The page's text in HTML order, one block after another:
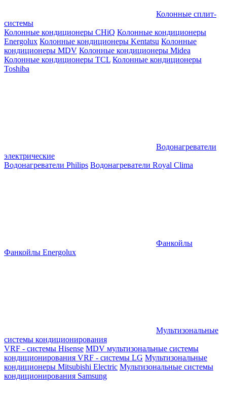
Колонные сплит-
системы
Колонные кондиционеры CHiQ Колонные кондиционеры
Energolux Колонные кондиционеры Kentatsu Колонные
кондиционеры MDV Колонные кондиционеры Midea
Колонные кондиционеры TCL Колонные кондиционеры
Toshiba
Водонагреватели
электрические
Водонагреватели Philips Водонагреватели Royal Clima
Фанкойлы
Фанкойлы Energolux
Мультизональные
системы кондиционирования
VRF - системы Hisense MDV мультизональные системы
кондиционирования VRF - системы LG Мультизональные
кондиционеры Mitsubishi Electric Мультизональные системы
кондиционирования Samsung